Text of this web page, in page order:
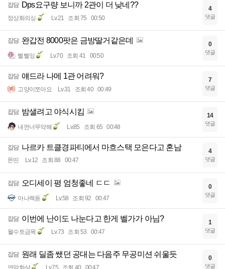
잡담 Dps요구량 보니까 2관이 더 낮네??
정상화의싱 Lv.21 조회 75 00:50
4
댓글
잡담 완갑전 8000팟은 금방딸거같은데
삘삘잉 Lv.70 조회 41 00:50
0
댓글
잡담 얘드라 나메 1관 어려워?
고양이쪼아요 Lv.31 조회 40 00:49
7
댓글
잡담 밤샐려고 야식시킴
내껀너무약해 Lv.85 조회 65 00:48
14
댓글
잡담 나르카 트클경파티에서 마흐스택 모은다고 혼남
똔띤 Lv.12 조회 88 00:47
4
댓글
잡담 오디세이 평 엄청좋네 ㄷㄷ
아나렉돋 Lv.58 조회 92 00:47
0
댓글
잡담 이번에 난이도 나눈다고 한게 벨가가 아님?
월수토금목 Lv.73 조회 53 00:47
1
댓글
잡담 원래 딜좀 쌨던 공대는 다음주 무공미션 쉬울듯
연막화살 Lv.75 조회 40 00:47
0
댓글